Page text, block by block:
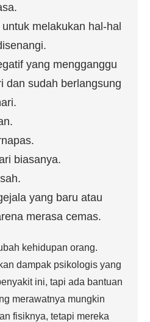
melakukan hal-hal
yang mengganggu
dan sudah berlangsung
biasanya.
yang baru atau
merasa cemas.
kehidupan orang.
dampak psikologis yang
ini, tapi ada bantuan
merawatnya mungkin
fisiknya, tetapi mereka